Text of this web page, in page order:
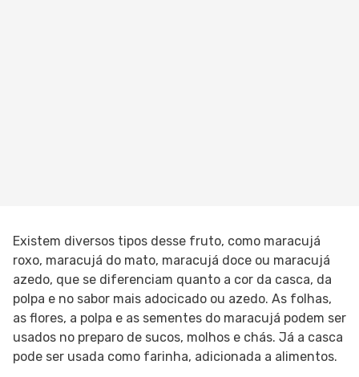
Existem diversos tipos desse fruto, como maracujá
roxo, maracujá do mato, maracujá doce ou maracujá
azedo, que se diferenciam quanto a cor da casca, da
polpa e no sabor mais adocicado ou azedo. As folhas,
as flores, a polpa e as sementes do maracujá podem ser
usados no preparo de sucos, molhos e chás. Já a casca
pode ser usada como farinha, adicionada a alimentos.